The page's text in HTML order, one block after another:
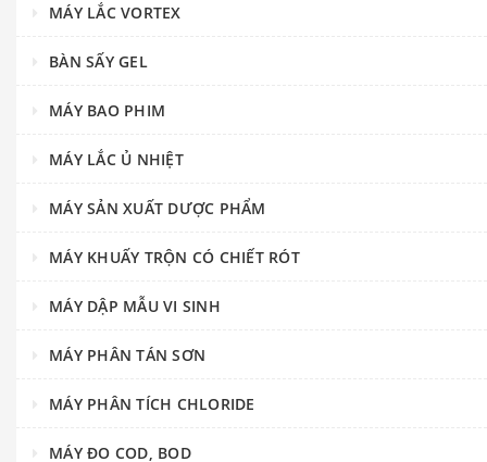
MÁY LẮC VORTEX
BÀN SẤY GEL
MÁY BAO PHIM
MÁY LẮC Ủ NHIỆT
MÁY SẢN XUẤT DƯỢC PHẨM
MÁY KHUẤY TRỘN CÓ CHIẾT RÓT
MÁY DẬP MẪU VI SINH
MÁY PHÂN TÁN SƠN
MÁY PHÂN TÍCH CHLORIDE
MÁY ĐO COD, BOD